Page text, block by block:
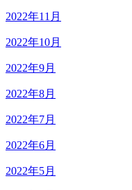
2022年11月
2022年10月
2022年9月
2022年8月
2022年7月
2022年6月
2022年5月